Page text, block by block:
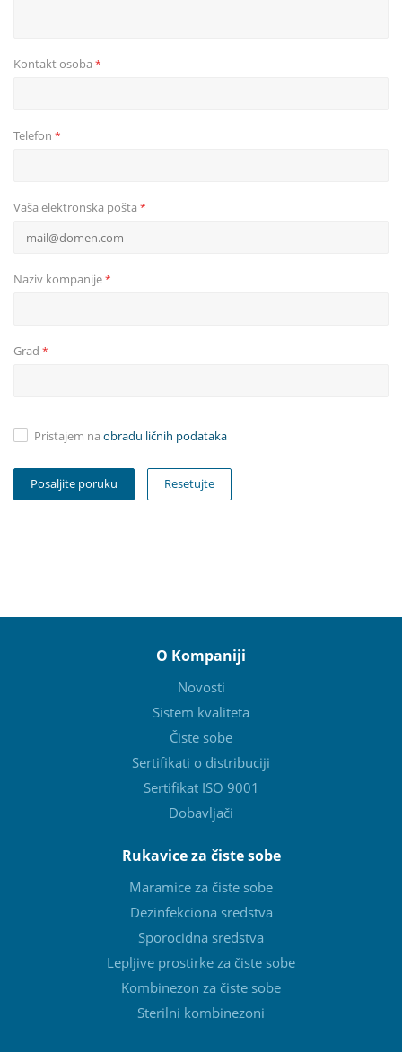
Kontakt osoba *
Telefon *
Vaša elektronska pošta *
Naziv kompanije*
Grad *
Pristajem na obradu ličnih podataka
Resetujte
O Kompaniji
Novosti
Sistem kvaliteta
Čiste sobe
Sertifikati o distribuciji
Sertifikat ISO 9001
Dobavljači
Rukavice za čiste sobe
Maramice za čiste sobe
Dezinfekciona sredstva
Sporocidna sredstva
Lepljive prostirke za čiste sobe
Kombinezon za čiste sobe
Sterilni kombinezoni